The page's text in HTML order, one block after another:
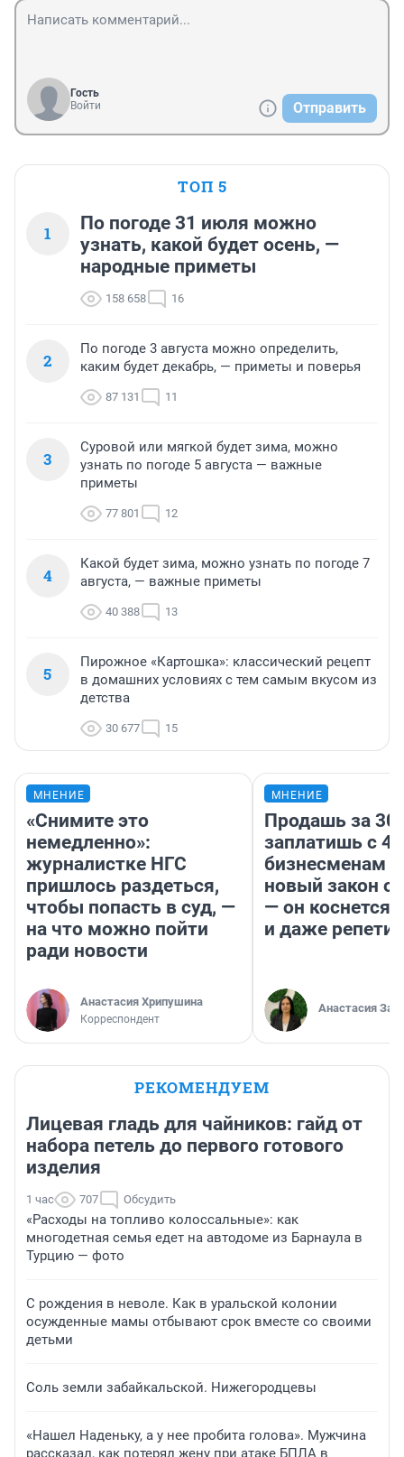
Гость
Войти
Отправить
ТОП 5
1
По погоде 31 июля можно
узнать, какой будет осень, —
народные приметы
158 658 16
2
По погоде 3 августа можно определить,
каким будет декабрь, — приметы и поверья
87 131 11
3
Суровой или мягкой будет зима, можно
узнать по погоде 5 августа — важные
приметы
77 801 12
4
Какой будет зима, можно узнать по погоде 7
августа, — важные приметы
40 388 13
5
Пирожное «Картошка»: классический рецепт
в домашних условиях с тем самым вкусом из
детства
30 677 15
МНЕНИЕ
«Снимите это
немедленно»:
журналистке НГС
пришлось раздеться,
чтобы попасть в суд, —
на что можно пойти
ради новости
Анастасия Хрипушина
Корреспондент
МНЕНИЕ
Продашь за
заплатишь с
бизнесменам
новый закон о
— он коснется
и даже
Анастасия
РЕКОМЕНДУЕМ
Лицевая гладь для чайников: гайд от
набора петель до первого готового
изделия
1 час 707 Обсудить
«Расходы на топливо колоссальные»: как
многодетная семья едет на автодоме из Барнаула в
Турцию — фото
С рождения в неволе. Как в уральской колонии
осужденные мамы отбывают срок вместе со своими
детьми
Соль земли забайкальской. Нижегородцевы
«Нашел Наденьку, а у нее пробита голова». Мужчина
рассказал, как потерял жену при атаке БПЛА в